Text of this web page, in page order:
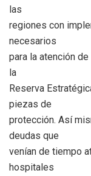
las
regiones con
necesarios
para la atención
la
Reserva
piezas de
protección. Así
deudas que
venían de tiempo
hospitales